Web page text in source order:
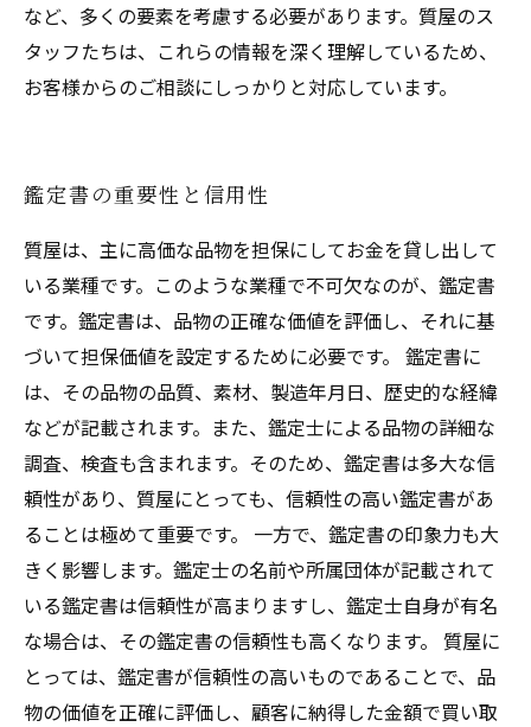
など、多くの要素を考慮する必要があります。質屋のス
タッフたちは、これらの情報を深く理解しているため、
お客様からのご相談にしっかりと対応しています。
鑑定書の重要性と信用性
質屋は、主に高価な品物を担保にしてお金を貸し出して
いる業種です。このような業種で不可欠なのが、鑑定書
です。鑑定書は、品物の正確な価値を評価し、それに基
づいて担保価値を設定するために必要です。 鑑定書に
は、その品物の品質、素材、製造年月日、歴史的な経緯
などが記載されます。また、鑑定士による品物の詳細な
調査、検査も含まれます。そのため、鑑定書は多大な信
頼性があり、質屋にとっても、信頼性の高い鑑定書があ
ることは極めて重要です。 一方で、鑑定書の印象力も大
きく影響します。鑑定士の名前や所属団体が記載されて
いる鑑定書は信頼性が高まりますし、鑑定士自身が有名
な場合は、その鑑定書の信頼性も高くなります。 質屋に
とっては、鑑定書が信頼性の高いものであることで、品
物の価値を正確に評価し、顧客に納得した金額で買い取